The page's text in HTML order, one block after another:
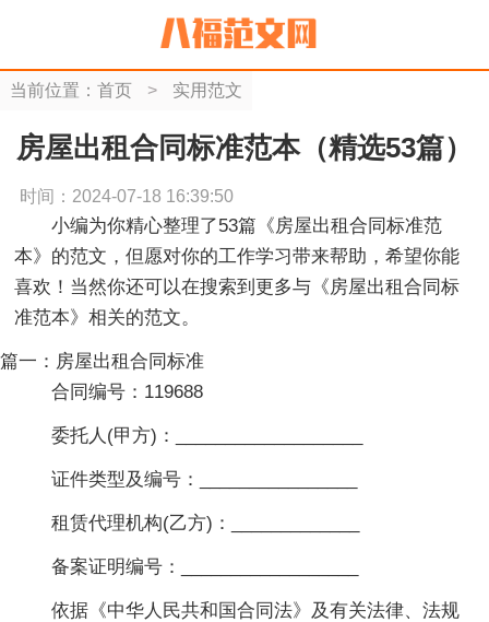
当前位置： 首页 > 实用范文
房屋出租合同标准范本（精选53篇）
时间：2024-07-18 16:39:50
小编为你精心整理了53篇《房屋出租合同标准范
本》的范文，但愿对你的工作学习带来帮助，希望你能
喜欢！当然你还可以在搜索到更多与《房屋出租合同标
准范本》相关的范文。
篇一：房屋出租合同标准
合同编号：119688
委托人(甲方)：___________________
证件类型及编号：________________
租赁代理机构(乙方)：_____________
备案证明编号：__________________
依据《中华人民共和国合同法》及有关法律、法规